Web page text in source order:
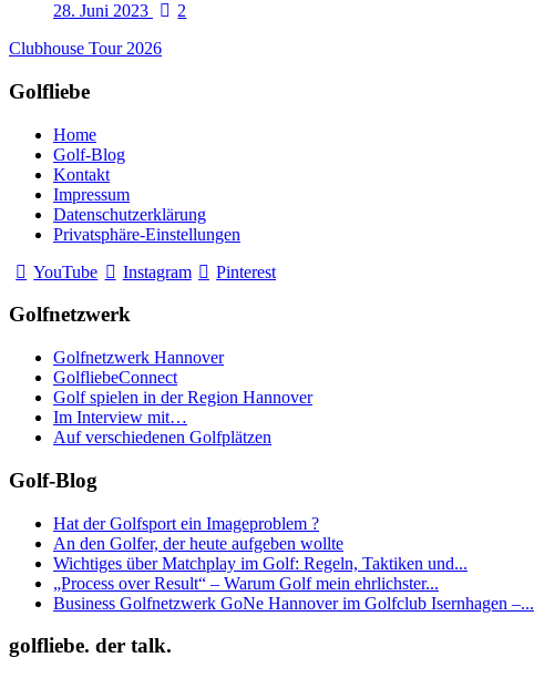
28. Juni 2023
2
Clubhouse Tour 2026
Golfliebe
Home
Golf-Blog
Kontakt
Impressum
Datenschutzerklärung
Privatsphäre-Einstellungen
YouTube
Instagram Pinterest
Golfnetzwerk
Golfnetzwerk Hannover
GolfliebeConnect
Golf spielen in der Region Hannover
Im Interview mit…
Auf verschiedenen Golfplätzen
Golf-Blog
Hat der Golfsport ein Imageproblem ?
An den Golfer, der heute aufgeben wollte
Wichtiges über Matchplay im Golf: Regeln, Taktiken und...
„Process over Result“ – Warum Golf mein ehrlichster...
Business Golfnetzwerk GoNe Hannover im Golfclub Isernhagen –...
golfliebe. der talk.